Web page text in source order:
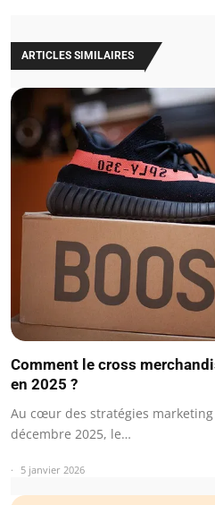
ARTICLES SIMILAIRES
Comment le cross
en 2025 ?
Au cœur des stratégies
décembre 2025, le…
5 janvier 2026